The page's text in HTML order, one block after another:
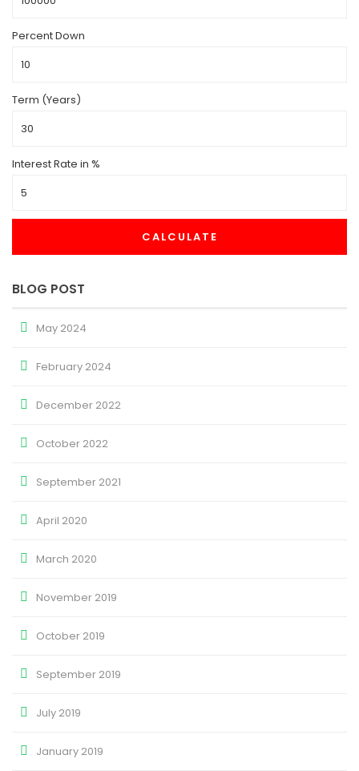
Percent Down
Term (Years)
Interest Rate in %
CALCULATE
BLOG POST
May 2024
February 2024
December 2022
October 2022
September 2021
April 2020
March 2020
November 2019
October 2019
September 2019
July 2019
January 2019